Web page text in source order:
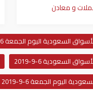
و معادن
السعودية اليوم الجمعة 6-9-2019
السعودية 6-9-2019
اليوم الجمعة 6-9-2019